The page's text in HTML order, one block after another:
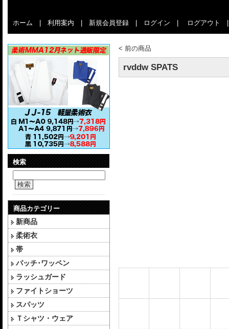
ホーム 利用案内 新規会員登録 ログイン ログアウト
検索
検索
商品カテゴリー
新商品
柔術衣
帯
パッチ･ワッペン
ラッシュガード
ファイトショーツ
スパッツ
Ｔシャツ・ウェア
< 前の商品
rvddw SPATS